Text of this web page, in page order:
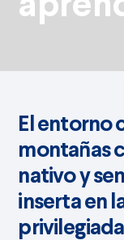
El entorno
montañas
nativo y
inserta en